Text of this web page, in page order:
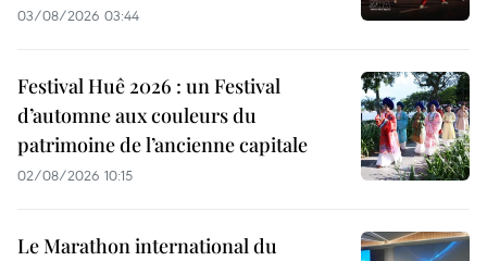
03/08/2026 03:44
Festival Huê 2026 : un Festival
d’automne aux couleurs du
patrimoine de l’ancienne capitale
02/08/2026 10:15
Le Marathon international du